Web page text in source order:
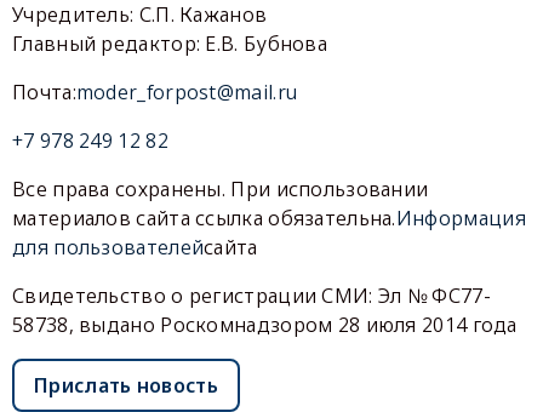
Учредитель: С.П. Кажанов
Главный редактор: Е.В. Бубнова
Почта:moder_forpost@mail.ru
+7 978 249 12 82
Все права сохранены. При использовании
материалов сайта ссылка обязательна.Информация
для пользователейсайта
Свидетельство о регистрации СМИ: Эл № ФС77-
58738, выдано Роскомнадзором 28 июля 2014 года
Прислать новость